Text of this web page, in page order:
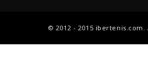
© 2012 - 2015 ibertenis.com.